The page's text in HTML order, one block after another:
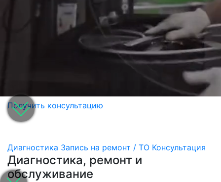
Получить консультацию
Диагностика Запись на ремонт / ТО Консультация
Диагностика, ремонт и
обслуживание